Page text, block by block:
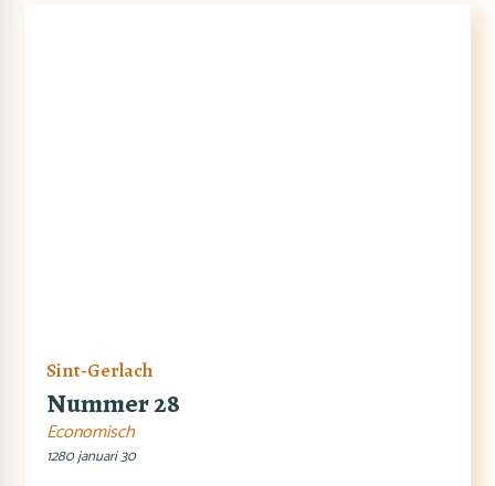
Sint-Gerlach
Nummer 28
Economisch
1280 januari 30